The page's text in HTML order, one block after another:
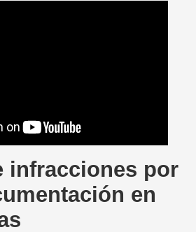
infracciones por
en